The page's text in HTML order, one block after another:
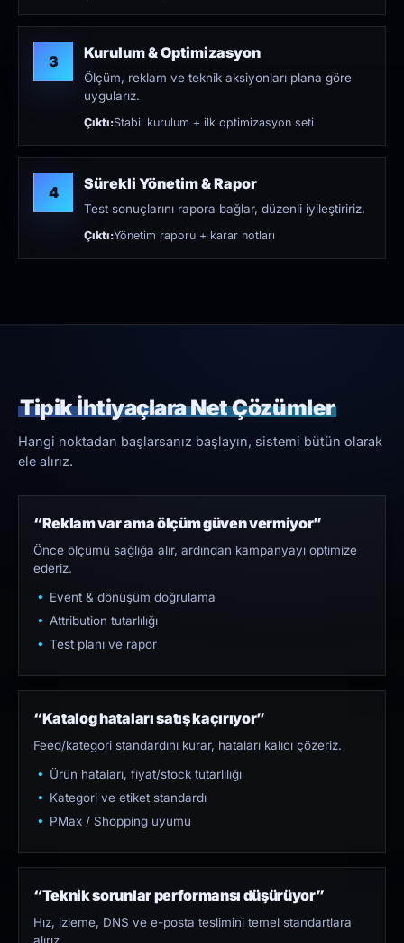
3 Kurulum & Optimizasyon
Ölçüm, reklam ve teknik aksiyonları plana göre
uygularız.
Çıktı:Stabil kurulum + ilk optimizasyon seti
4 Sürekli Yönetim & Rapor
Test sonuçlarını rapora bağlar, düzenli iyileştiririz.
Çıktı:Yönetim raporu + karar notları
Tipik İhtiyaçlara Net Çözümler
Hangi noktadan başlarsanız başlayın, sistemi bütün olarak
ele alırız.
“Reklam var ama ölçüm güven vermiyor”
Önce ölçümü sağlığa alır, ardından kampanyayı optimize
ederiz.
Event & dönüşüm doğrulama
Attribution tutarlılığı
Test planı ve rapor
“Katalog hataları satış kaçırıyor”
Feed/kategori standardını kurar, hataları kalıcı çözeriz.
Ürün hataları, fiyat/stock tutarlılığı
Kategori ve etiket standardı
PMax / Shopping uyumu
“Teknik sorunlar performansı düşürüyor”
Hız, izleme, DNS ve e-posta teslimini temel standartlara